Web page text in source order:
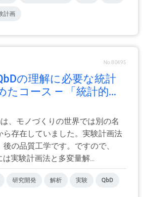
計画
No.80495
の理解に必要な統計
たコース — 「統計的...
、モノづくりの世界では別の名
ら存在していました。実験計画法
の品質工学です。ですので、
実験計画法と多変量解...
研究開発 解析 実験 QbD